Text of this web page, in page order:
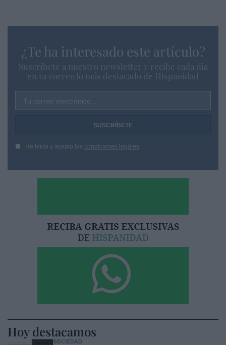
¿Te ha interesado este artículo?
Suscríbete a nuestro newsletter y recibe cada dia
en tu correo lo más destacado de Hispanidad
Tu correo electrónico...
He leído y acepto las condiciones legales
Hoy destacamos
SOCIEDAD